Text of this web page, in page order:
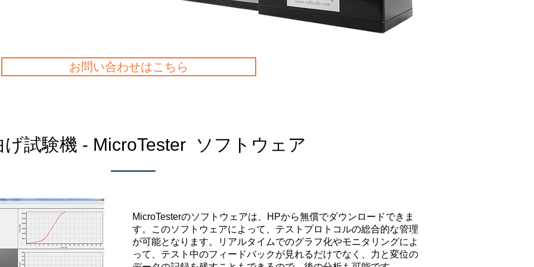
お問い合わせはこちら
げ試験機 - MicroTester ソフトウェア
MicroTesterのソフトウェアは、HPから無償でダウンロードできま
す。
このソフトウェアによって、テストプロトコルの総合的な管理
が可能となります。リアルタイムでのグラフ化やモニタリングによ
って、テスト中のフィードバックが見れるだけでなく、力と変位の